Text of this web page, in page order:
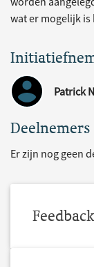
wat er mogelijk
Patrick
Deelnemers
Er zijn nog geen